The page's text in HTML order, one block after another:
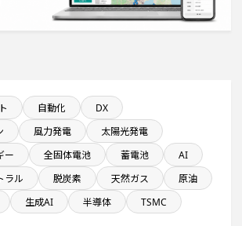
む会社で10億円以上投資する設備新設計画
資額10億円以上プロジェクト
ジェクト
上の支払いが終了した設備新設計画
プロジェクト
自動化
DX
風力発電
太陽光発電
ー
全固体電池 蓄電池
AI
ラル
脱炭素 天然ガス
原油
生成AI 半導体
TSMC